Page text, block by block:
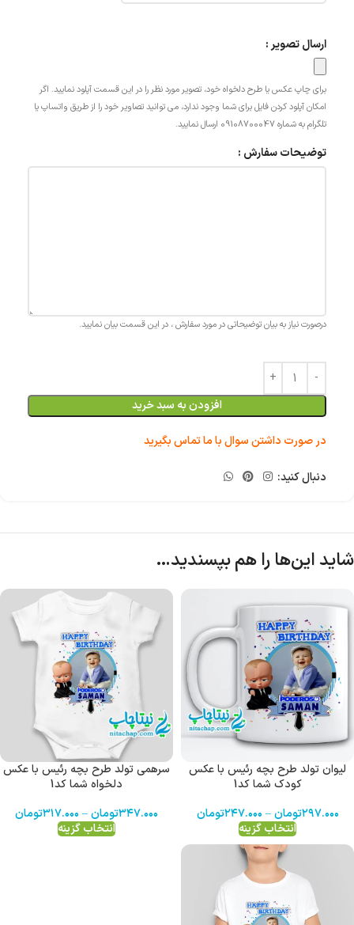
ارسال تصویر :
برای چاپ عکس یا طرح دلخواه خود، تصویر مورد نظر را در این قسمت آپلود نمایید. اگر
امکان آپلود کردن فایل برای شما وجود ندارد، می توانید تصاویر خود را از طریق واتساپ یا
تلگرام به شماره 09108700047 ارسال نمایید.
توضیحات سفارش :
درصورت نیاز به بیان توضیحاتی در مورد سفارش ، در این قسمت بیان نمایید.
افزودن به سبد خرید
در صورت داشتن سوال با ما تماس بگیرید
دنبال کنید:
شاید این‌ها را هم بپسندید…
لیوان تولد طرح بچه رئیس با عکس
کودک شما کد1
۲۹۷.۰۰۰تومان – ۲۴۷.۰۰۰تومان
انتخاب گزینه
سرهمی تولد طرح بچه رئیس با عکس
دلخواه شما کد1
۳۴۷.۰۰۰تومان–۳۱۷.۰۰۰تومان
انتخاب گزینه